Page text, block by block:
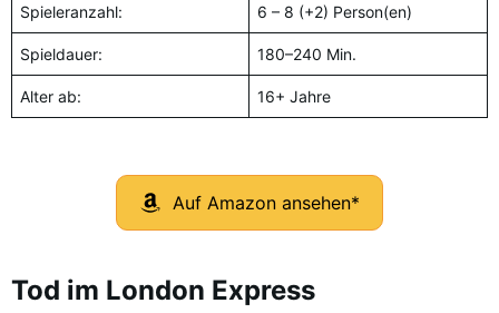
Spieleranzahl: 6 – 8 (+2) Person(en)
Spieldauer: 180–240 Min.
Alter ab: 16+ Jahre
Auf Amazon ansehen*
Tod im London Express